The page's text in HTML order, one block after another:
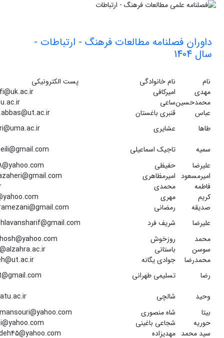
داوران فصلنامه مطالعات فرهنگ - ارتباطات -
سال 1404
نام نام خانوادگی
پست الکترونیکی
مهدی
امیرکافی
محمدحسینساعی
عباس
قنبری باغستان
طاها
عشایری
سمیه
تاجیک اسماعیلی
علیرضا
حفیظی
امیرمسعود امیرمظاهری
فاطمه
محمدی
کریم
مهری
صدیقه
رمضانی
علیرضا
شریف فرد
محمد
روزخوش
سوسن
باستانی
محمدرضا
جوادی یگانه
رضا
تسلیمی طهرانی
وحید
شالچی
بیتا
شاه منصوری
حوریه
شجاعی باغینی
سید محمد مهدیزاده